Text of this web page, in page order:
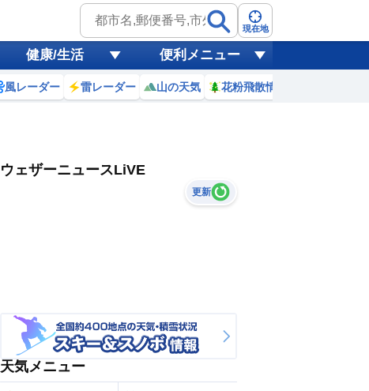
現在地
健康/生活 便利メニュー
風レーダー 雷レーダー 山の天気 花粉飛散情報
ウェザーニュースLiVE
更新
天気メニュー